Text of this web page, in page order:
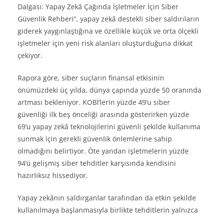
Dalgası: Yapay Zekâ Çağında İşletmeler İçin Siber
Güvenlik Rehberi”, yapay zekâ destekli siber saldırıların
giderek yaygınlaştığına ve özellikle küçük ve orta ölçekli
işletmeler için yeni risk alanları oluşturduğuna dikkat
çekiyor.
Rapora göre, siber suçların finansal etkisinin
önümüzdeki üç yılda, dünya çapında yüzde 50 oranında
artması bekleniyor. KOBİ’lerin yüzde 49’u siber
güvenliği ilk beş önceliği arasında gösterirken yüzde
69’u yapay zekâ teknolojilerini güvenli şekilde kullanıma
sunmak için gerekli güvenlik önlemlerine sahip
olmadığını belirtiyor. Öte yandan işletmelerin yüzde
94’ü gelişmiş siber tehditler karşısında kendisini
hazırlıksız hissediyor.
Yapay zekânın saldırganlar tarafından da etkin şekilde
kullanılmaya başlanmasıyla birlikte tehditlerin yalnızca